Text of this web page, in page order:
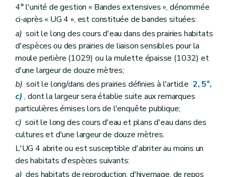
4° l'unité de gestion « Bandes extensives », dénommée
ci-après « UG 4 », est constituée de bandes situées:
a) soit le long des cours d'eau dans des prairies habitats
d'espèces ou des prairies de liaison sensibles pour la
moule perlière (1029) ou la mulette épaisse (1032) et
d'une largeur de douze mètres;
b) soit le long/dans des prairies définies à l'article 2, 5°,
c) , dont la largeur sera établie suite aux remarques
particulières émises lors de l'enquête publique;
c) soit le long des cours d'eau et plans d'eau dans des
cultures et d'une largeur de douze mètres.
L'UG 4 abrite ou est susceptible d'abriter au moins un
des habitats d'espèces suivants:
a) des habitats de reproduction, d'hivernage, de repos